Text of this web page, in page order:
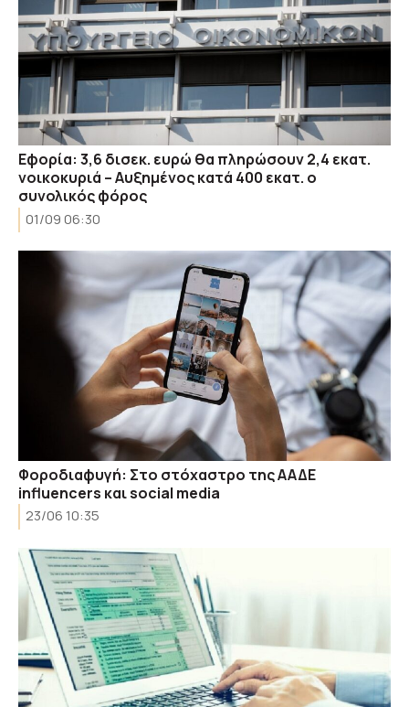
Εφορία: 3,6 δισεκ. ευρώ θα πληρώσουν 2,4 εκατ.
νοικοκυριά – Αυξημένος κατά 400 εκατ. ο
συνολικός φόρος
01/09 06:30
Φοροδιαφυγή: Στο στόχαστρο της ΑΑΔΕ
influencers και social media
23/06 10:35